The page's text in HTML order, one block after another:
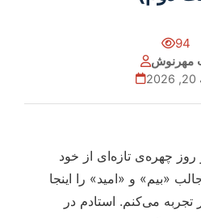
94
مهرنوش
روز چهره‌ی تازه‌ای از خود
«بیم» و «امید» را اینجا
تجربه می‌کنم. استادم در